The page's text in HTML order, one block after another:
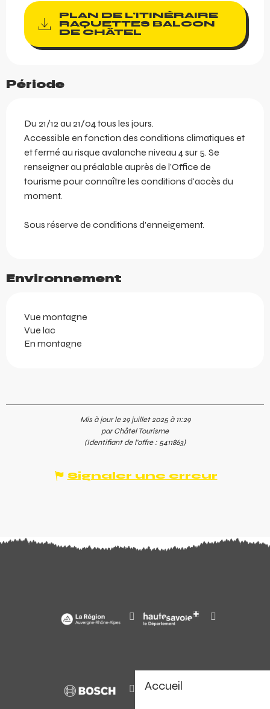
Accueil
PLAN DE L'ITINÉRAIRE
RAQUETTES BALCON
DE CHÂTEL
Période
Du 21/12 au 21/04 tous les jours.
Accessible en fonction des conditions climatiques et
et fermé au risque avalanche niveau 4 sur 5. Se
renseigner au préalable auprès de l’Office de
tourisme pour connaître les conditions d'accès du
moment.
Sous réserve de conditions d'enneigement.
Environnement
Vue montagne
Vue lac
En montagne
Mis à jour le 29 juillet 2025 à 11:29
par Châtel Tourisme
(Identifiant de l'offre : 5411863)
Signaler une erreur